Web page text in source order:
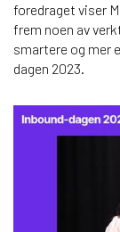
foredraget viser
frem noen av
smartere og mer
dagen 2023.